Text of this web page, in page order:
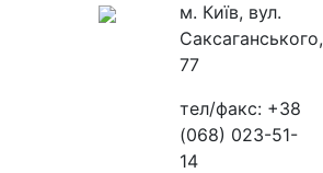
м. Київ, вул.
Саксаганського,
77
тел/факс: +38
(068) 023-51-
14